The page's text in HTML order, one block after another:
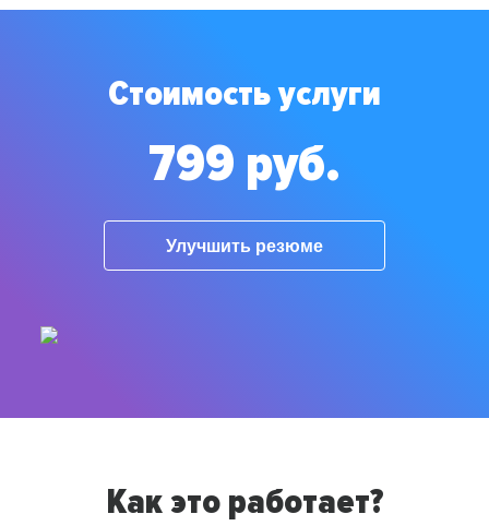
Стоимость услуги
799 руб.
Улучшить резюме
Как это работает?